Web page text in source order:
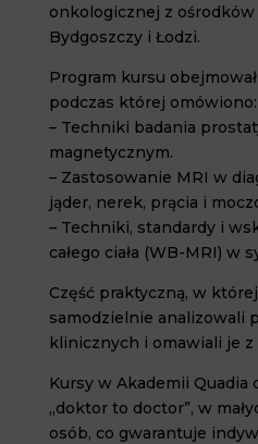
onkologicznej z ośrodków
Bydgoszczy i Łodzi.
Program kursu
podczas której omówiono:
– Techniki badania
magnetycznym.
– Zastosowanie MRI w
jąder, nerek, prącia i
– Techniki, standardy i
całego ciała (WB-MRI) w
Część praktyczną, w
samodzielnie analizowali
klinicznych i omawiali je z
Kursy w Akademii
„doktor to doctor”, w
osób, co gwarantuje